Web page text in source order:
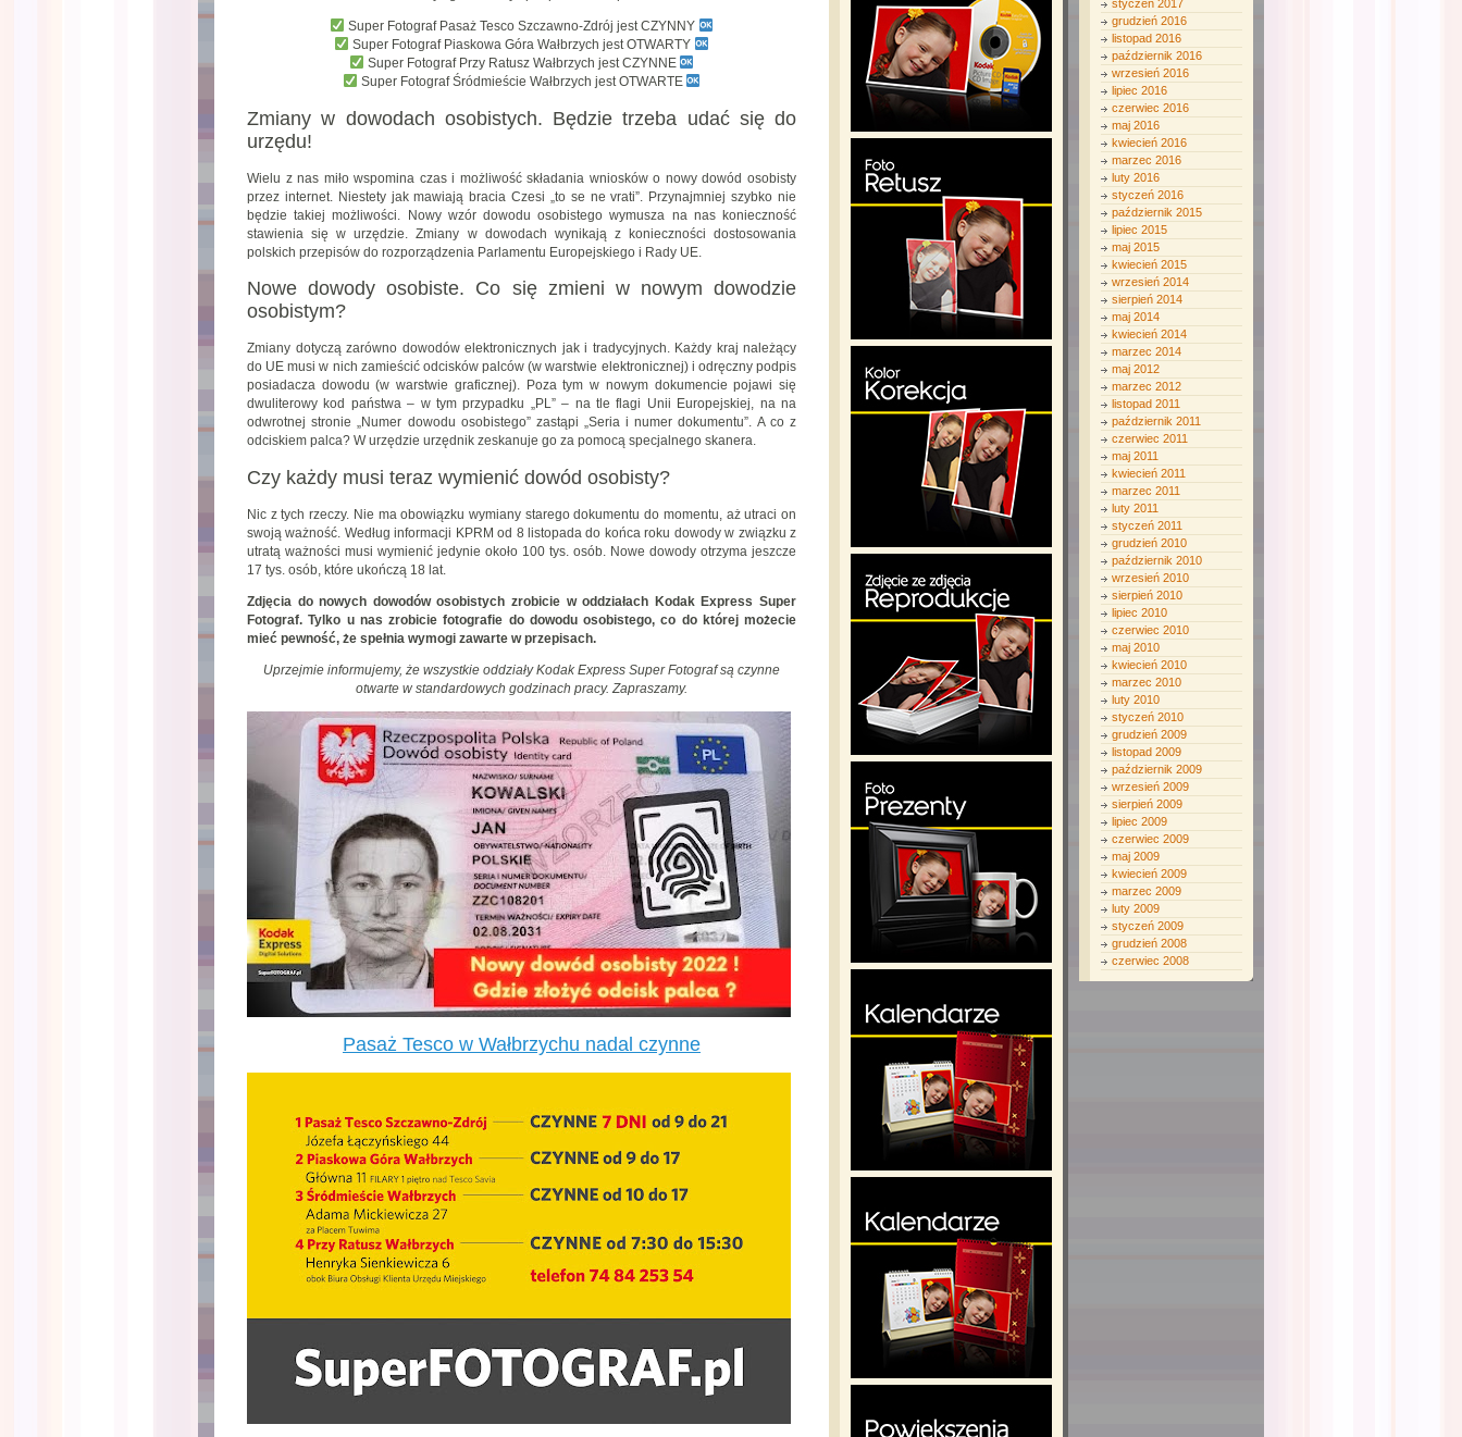
Super Fotograf Pasaż Tesco Szczawno-Zdrój jest CZYNNY
Super Fotograf Piaskowa Góra Wałbrzych jest OTWARTY
Super Fotograf Przy Ratusz Wałbrzych jest CZYNNE
Super Fotograf Śródmieście Wałbrzych jest OTWARTE
Zmiany w dowodach osobistych. Będzie trzeba udać się do
urzędu!
Wielu z nas miło wspomina czas i możliwość składania wniosków o nowy dowód osobisty
przez internet. Niestety jak mawiają bracia Czesi „to se ne vrati”. Przynajmniej szybko nie
będzie takiej możliwości. Nowy wzór dowodu osobistego wymusza na nas konieczność
stawienia się w urzędzie. Zmiany w dowodach wynikają z konieczności dostosowania
polskich przepisów do rozporządzenia Parlamentu Europejskiego i Rady UE.
Nowe dowody osobiste. Co się zmieni w nowym dowodzie
osobistym?
Zmiany dotyczą zarówno dowodów elektronicznych jak i tradycyjnych. Każdy kraj należący
do UE musi w nich zamieścić odcisków palców (w warstwie elektronicznej) i odręczny podpis
posiadacza dowodu (w warstwie graficznej). Poza tym w nowym dokumencie pojawi się
dwuliterowy kod państwa – w tym przypadku „PL” – na tle flagi Unii Europejskiej, na na
odwrotnej stronie „Numer dowodu osobistego” zastąpi „Seria i numer dokumentu”. A co z
odciskiem palca? W urzędzie urzędnik zeskanuje go za pomocą specjalnego skanera.
Czy każdy musi teraz wymienić dowód osobisty?
Nic z tych rzeczy. Nie ma obowiązku wymiany starego dokumentu do momentu, aż utraci on
swoją ważność. Według informacji KPRM od 8 listopada do końca roku dowody w związku z
utratą ważności musi wymienić jedynie około 100 tys. osób. Nowe dowody otrzyma jeszcze
17 tys. osób, które ukończą 18 lat.
Zdjęcia do nowych dowodów osobistych zrobicie w oddziałach Kodak Express Super
Fotograf. Tylko u nas zrobicie fotografie do dowodu osobistego, co do której możecie
mieć pewność, że spełnia wymogi zawarte w przepisach.
Uprzejmie informujemy, że wszystkie oddziały Kodak Express Super Fotograf są czynne
otwarte w standardowych godzinach pracy. Zapraszamy.
Pasaż Tesco w Wałbrzychu nadal czynne
styczeń 2017
grudzień 2016
listopad 2016
październik 2016
wrzesień 2016
lipiec 2016
czerwiec 2016
maj 2016
kwiecień 2016
marzec 2016
luty 2016
styczeń 2016
październik 2015
lipiec 2015
maj 2015
kwiecień 2015
wrzesień 2014
sierpień 2014
maj 2014
kwiecień 2014
marzec 2014
maj 2012
marzec 2012
listopad 2011
październik 2011
czerwiec 2011
maj 2011
kwiecień 2011
marzec 2011
luty 2011
styczeń 2011
grudzień 2010
październik 2010
wrzesień 2010
sierpień 2010
lipiec 2010
czerwiec 2010
maj 2010
kwiecień 2010
marzec 2010
luty 2010
styczeń 2010
grudzień 2009
listopad 2009
październik 2009
wrzesień 2009
sierpień 2009
lipiec 2009
czerwiec 2009
maj 2009
kwiecień 2009
marzec 2009
luty 2009
styczeń 2009
grudzień 2008
czerwiec 2008